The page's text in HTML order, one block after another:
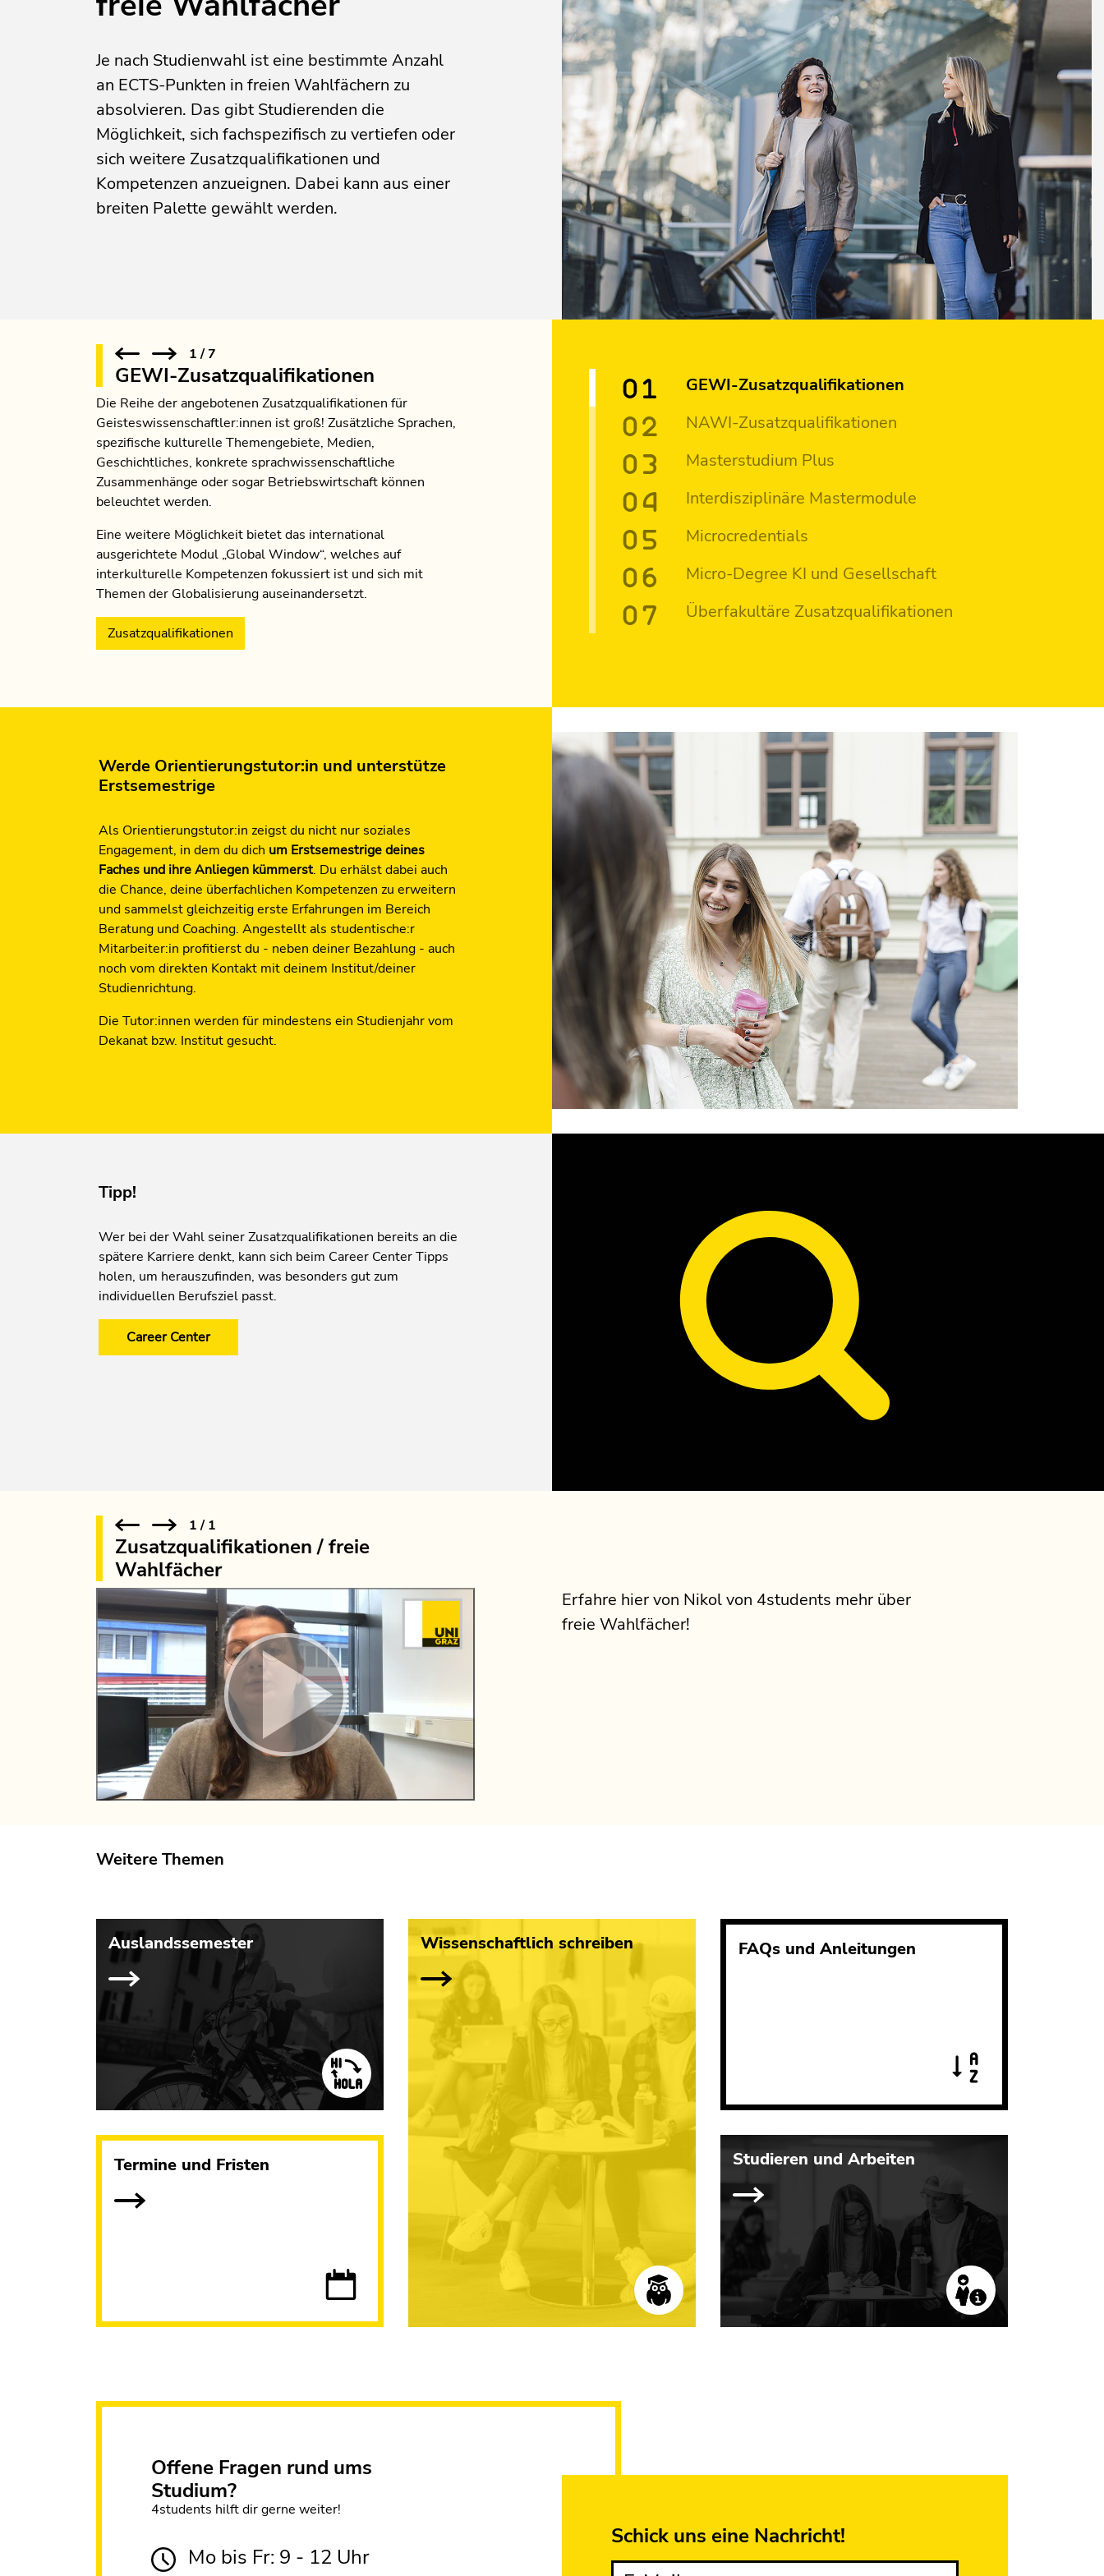
Je nach Studienwahl ist eine bestimmte Anzahl
an ECTS-Punkten in freien Wahlfächern zu
absolvieren. Das gibt Studierenden die
Möglichkeit, sich fachspezifisch zu vertiefen oder
sich weitere Zusatzqualifikationen und
Kompetenzen anzueignen. Dabei kann aus einer
breiten Palette gewählt werden.
1/7
GEWI-Zusatzqualifikationen
Die Reihe der angebotenen Zusatzqualifikationen für
Geisteswissenschaftler:innen ist groß! Zusätzliche Sprachen,
spezifische kulturelle Themengebiete, Medien,
Geschichtliches, konkrete sprachwissenschaftliche
Zusammenhänge oder sogar Betriebswirtschaft können
beleuchtet werden.
Eine weitere Möglichkeit bietet das international
ausgerichtete Modul „Global Window“, welches auf
interkulturelle Kompetenzen fokussiert ist und sich mit
Themen der Globalisierung auseinandersetzt.
Zusatzqualifikationen
GEWI-Zusatzqualifikationen
NAWI-Zusatzqualifikationen
Masterstudium Plus
Interdisziplinäre Mastermodule
Microcredentials
Micro-Degree KI und Gesellschaft
Überfakultäre Zusatzqualifikationen
Werde Orientierungstutor:in und unterstütze
Erstsemestrige
Als Orientierungstutor:in zeigst du nicht nur soziales
Engagement, in dem du dich um Erstsemestrige deines
Faches und ihre Anliegen kümmerst. Du erhälst dabei auch
die Chance, deine überfachlichen Kompetenzen zu erweitern
und sammelst gleichzeitig erste Erfahrungen im Bereich
Beratung und Coaching. Angestellt als studentische:r
Mitarbeiter:in profitierst du - neben deiner Bezahlung - auch
noch vom direkten Kontakt mit deinem Institut/deiner
Studienrichtung.
Die Tutor:innen werden für mindestens ein Studienjahr vom
Dekanat bzw. Institut gesucht.
Tipp!
Wer bei der Wahl seiner Zusatzqualifikationen bereits an die
spätere Karriere denkt, kann sich beim Career Center Tipps
holen, um herauszufinden, was besonders gut zum
individuellen Berufsziel passt.
Career Center
1/1
Zusatzqualifikationen / freie
Wahlfächer
Erfahre hier von Nikol von 4students mehr über
freie Wahlfächer!
Weitere Themen
Auslandssemester Wissenschaftlich schreiben FAQs und Anleitungen
Termine und Fristen Studieren und Arbeiten
Offene Fragen rund ums
Studium?
4students hilft dir gerne weiter!
Mo bis Fr: 9 - 12 Uhr
Schick uns eine Nachricht!
E-Mail